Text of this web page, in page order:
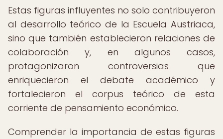
Estas figuras influyentes no solo contribuyeron
al desarrollo teórico de la Escuela Austriaca,
sino que también establecieron relaciones de
colaboración y, en algunos casos,
protagonizaron controversias que
enriquecieron el debate académico y
fortalecieron el corpus teórico de esta
corriente de pensamiento económico.
Comprender la importancia de estas figuras